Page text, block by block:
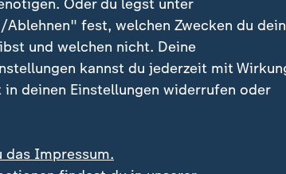
Oder du legst unter
Ablehnen" fest, welchen Zwecken du
und welchen nicht. Deine
kannst du jederzeit mit
deinen Einstellungen widerrufen oder
das Impressum.